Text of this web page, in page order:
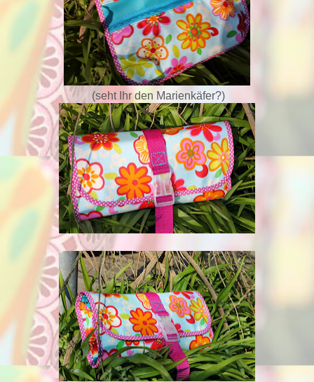
(seht Ihr den Marienkäfer?)